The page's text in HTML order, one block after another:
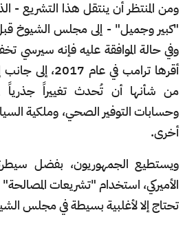
ومن المنتظر أن ينتقل هذا التشريع -
"كبير وجميل" - إلى مجلس الشيوخ قبل
وفي حالة الموافقة عليه فإنه سيرسي
أقرها ترامب في
من شأنها أن تُحدث تغييراً جذرياً
وحسابات التوفير الصحي، وملكية
أخرى.
ويستطيع الجمهوريون، بفضل
الأميركي، استخدام "تشريعات المصالحة"
تحتاج إلا لأغلبية بسيطة في مجلس